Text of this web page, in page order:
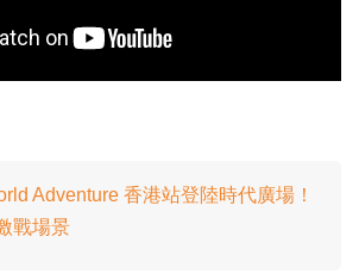
Adventure 香港站登陸時代廣場！
戰場景